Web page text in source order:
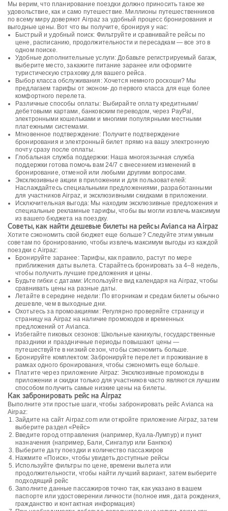
Мы верим, что планирование поездки должно приносить такое же
удовольствие, как и само путешествие. Миллионы путешественников
по всему миру доверяют Airpaz за удобный процесс бронирования и
выгодные цены. Вот что вы получите, бронируя у нас:
Быстрый и удобный поиск: Фильтруйте и сравнивайте рейсы по
цене, расписанию, продолжительности и пересадкам — все это в
одном поиске.
Удобные дополнительные услуги: Добавьте регистрируемый багаж,
выберите место, закажите питание заранее или оформите
туристическую страховку для вашего рейса.
Выбор класса обслуживания: Хочется немного роскоши? Мы
предлагаем тарифы от эконом- до первого класса для еще более
комфортного перелета.
Различные способы оплаты: Выбирайте оплату кредитными/
дебетовыми картами, банковским переводом, через PayPal,
электронными кошельками и многими популярными местными
платежными системами.
Мгновенное подтверждение: Получите подтверждение
бронирования и электронный билет прямо на вашу электронную
почту сразу после оплаты.
Глобальная служба поддержки: Наша многоязычная служба
поддержки готова помочь вам 24/7 с внесением изменений в
бронирование, отменой или любыми другими вопросами.
Эксклюзивные акции в приложении и для пользователей:
Наслаждайтесь специальными предложениями, разработанными
для участников Airpaz, и эксклюзивными скидками в приложении.
Исключительная выгода: Мы находим эксклюзивные предложения и
специальные рекламные тарифы, чтобы вы могли извлечь максимум
из вашего бюджета на поездку.
Советы, как найти дешевые билеты на рейсы Avianca на Airpaz
Хотите сэкономить свой бюджет еще больше? Следуйте этим умным
советам по бронированию, чтобы извлечь максимум выгоды из каждой
поездки с Airpaz:
Бронируйте заранее: Тарифы, как правило, растут по мере
приближения даты вылета. Старайтесь бронировать за 4–8 недель,
чтобы получить лучшие предложения и цены.
Будьте гибки с датами: Используйте вид календаря на Airpaz, чтобы
сравнивать цены на разные даты.
Летайте в середине недели: По вторникам и средам билеты обычно
дешевле, чем в выходные дни.
Охотьтесь за промоакциями: Регулярно проверяйте страницу и
страницу на Airpaz на наличие промокодов и временных
предложений от Avianca.
Избегайте пиковых сезонов: Школьные каникулы, государственные
праздники и праздничные периоды повышают цены —
путешествуйте в низкий сезон, чтобы сэкономить больше.
Бронируйте комплектом: Забронируйте перелет и проживание в
рамках одного бронирования, чтобы сэкономить еще больше.
Платите через приложение Airpaz: Эксклюзивные промокоды в
приложении и скидки только для участников часто являются лучшим
способом получить самые низкие цены на билеты.
Как забронировать рейс на Airpaz
Выполните эти простые шаги, чтобы забронировать рейс Avianca на
Airpaz:
Зайдите на сайт Airpaz.com или откройте приложение Airpaz, затем
выберите раздел «Рейс»
Введите город отправления (например, Куала-Лумпур) и пункт
назначения (например, Бали, Сингапур или Бангкок)
Выберите дату поездки и количество пассажиров
Нажмите «Поиск», чтобы увидеть доступные рейсы
Используйте фильтры по цене, времени вылета или
продолжительности, чтобы найти лучший вариант, затем выберите
подходящий рейс
Заполните данные пассажиров точно так, как указано в вашем
паспорте или удостоверении личности (полное имя, дата рождения,
гражданство и контактная информация)